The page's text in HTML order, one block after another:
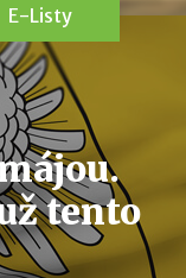
E-Listy
tento